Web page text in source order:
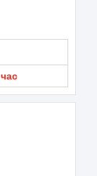
час